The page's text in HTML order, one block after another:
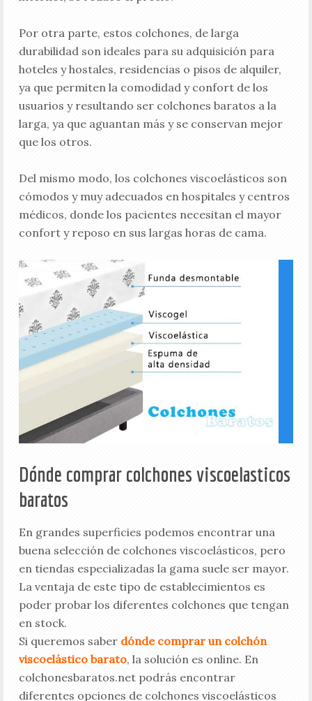
Por otra parte, estos colchones, de larga
durabilidad son ideales para su adquisición para
hoteles y hostales, residencias o pisos de alquiler,
ya que permiten la comodidad y confort de los
usuarios y resultando ser colchones baratos a la
larga, ya que aguantan más y se conservan mejor
que los otros.
Del mismo modo, los colchones viscoelásticos son
cómodos y muy adecuados en hospitales y centros
médicos, donde los pacientes necesitan el mayor
confort y reposo en sus largas horas de cama.
Dónde comprar colchones viscoelasticos
baratos
En grandes superficies podemos encontrar una
buena selección de colchones viscoelásticos, pero
en tiendas especializadas la gama suele ser mayor.
La ventaja de este tipo de establecimientos es
poder probar los diferentes colchones que tengan
en stock.
Si queremos saber dónde comprar un colchón
viscoelástico barato, la solución es online. En
colchonesbaratos.net podrás encontrar
diferentes opciones de colchones viscoelásticos